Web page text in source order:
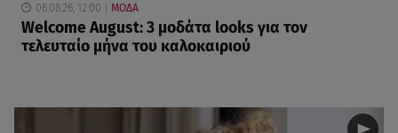
06.08.26, 12:00 ΜΟΔΑ
Welcome August: 3 μοδάτα looks για τον
τελευταίο μήνα του καλοκαιριού